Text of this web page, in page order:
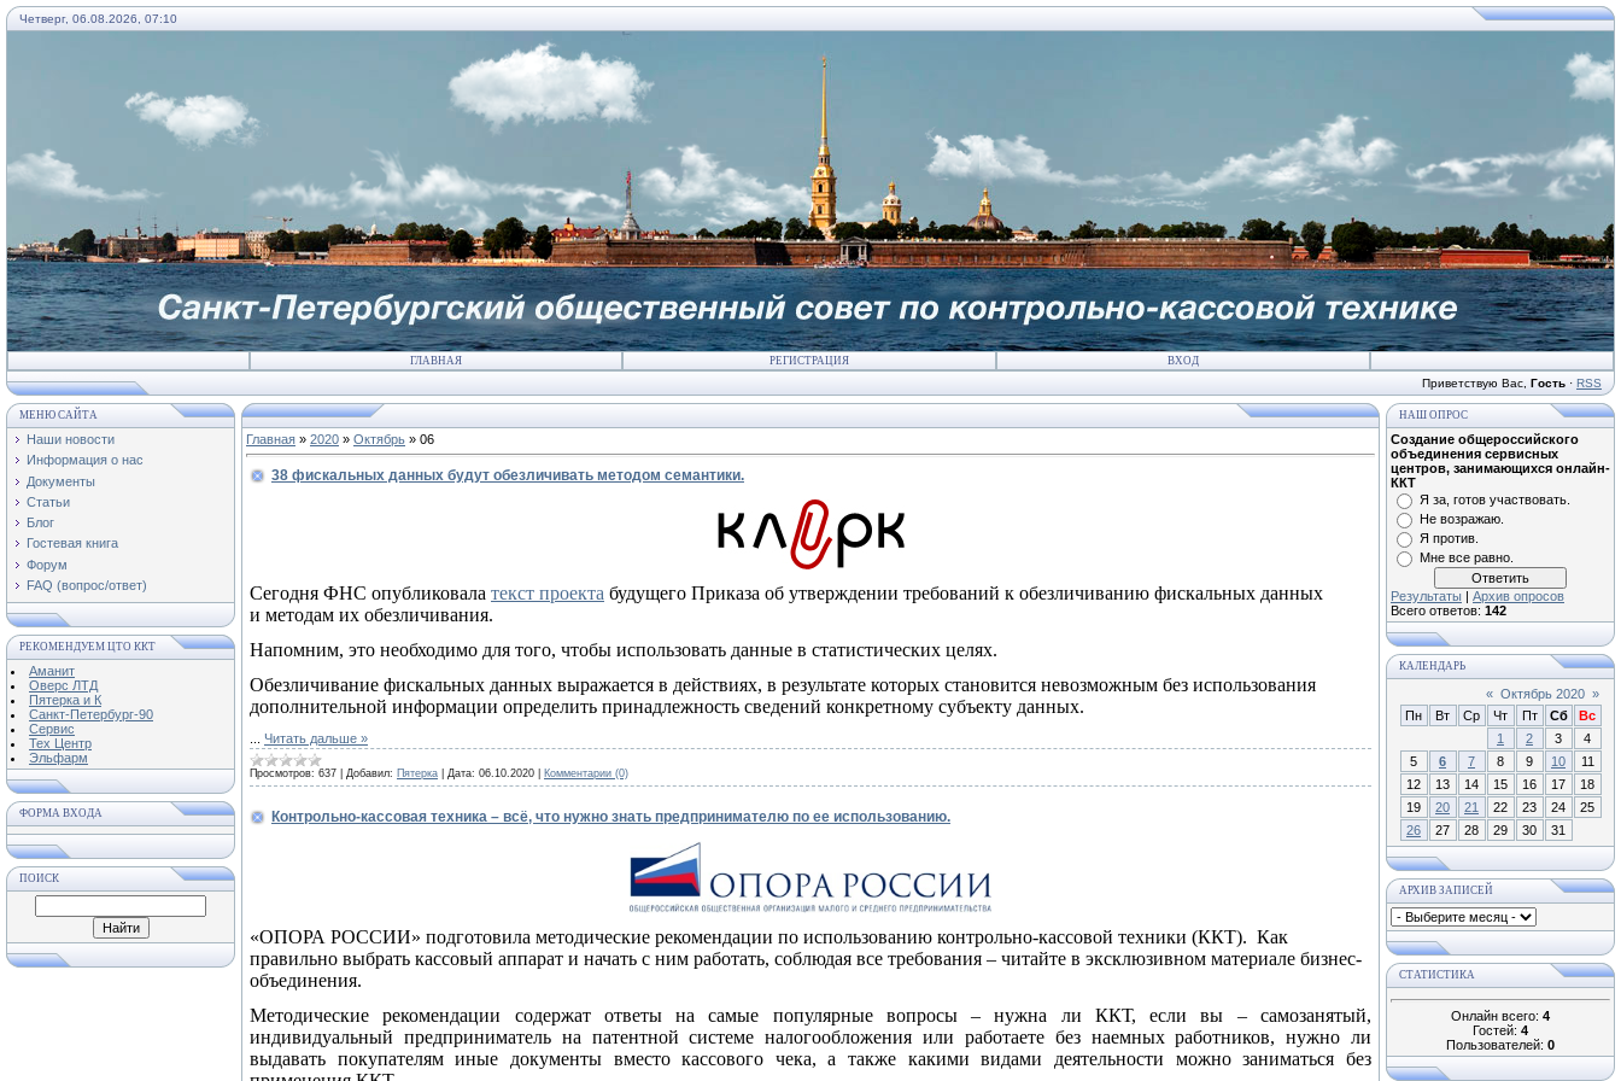
Четверг, 06.08.2026, 07:10
ГЛАВНАЯ РЕГИСТРАЦИЯ ВХОД
Приветствую Вас Гость · RSS
МЕНЮ САЙТА
Наши новости
Информация о нас
Документы
Статьи
Блог
Гостевая книга
Форум
FAQ (вопрос/ответ)
РЕКОМЕНДУЕМ ЦТО ККТ
Аманит
Оверс ЛТД
Пятерка и К
Санкт-Петербург-90
Сервис
Тех Центр
Эльфарм
ФОРМА ВХОДА
ПОИСК
Главная » 2020 » Октябрь » 06
38 фискальных данных будут обезличивать методом семантики.
Сегодня ФНС опубликовала текст проекта будущего Приказа об утверждении требований к обезличиванию фискальных данных
и методам их обезличивания.
Напомним, это необходимо для того, чтобы использовать данные в статистических целях.
Обезличивание фискальных данных выражается в действиях, в результате которых становится невозможным без использования
дополнительной информации определить принадлежность сведений конкретному субъекту данных.
Читать дальше »
Просмотров: 637 Добавил: Пятерка Дата: 06.10.2020 Комментарии (0)
Контрольно-кассовая техника – всё, что нужно знать предпринимателю по ее использованию.
«ОПОРА РОССИИ» подготовила методические рекомендации по использованию контрольно-кассовой техники (ККТ). Как
правильно выбрать кассовый аппарат и начать с ним работать, соблюдая все требования – читайте в эксклюзивном материале бизнес-
объединения.
Методические рекомендации содержат ответы на самые популярные вопросы – нужна ли ККТ, если вы – самозанятый,
индивидуальный предприниматель на патентной системе налогообложения или работаете без наемных работников, нужно ли
выдавать покупателям иные документы вместо кассового чека, а также какими видами деятельности можно заниматься без
НАШ ОПРОС
Создание общероссийского
объединения сервисных
центров, занимающихся онлайн-
ККТ
Я за, готов участвовать.
Не возражаю.
Я против.
Мне все равно.
Результаты | Архив опросов
Всего ответов: 142
КАЛЕНДАРЬ
« Октябрь 2020 »
Пн
Вт Ср Чт Пт Сб
Вс
1
2 3
4
5
6 7 8 9 10
11
12
13 14 15 16 17
18
19
20 21 22 23 24
25
26
27 28 29 30 31
АРХИВ ЗАПИСЕЙ
СТАТИСТИКА
Онлайн всего: 4
Гостей: 4
Пользователей: 0